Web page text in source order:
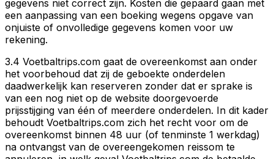
gegevens niet correct zijn. Kosten die gepaard gaan met
een aanpassing van een boeking wegens opgave van
onjuiste of onvolledige gegevens komen voor uw
rekening.
3.4 Voetbaltrips.com gaat de overeenkomst aan onder
het voorbehoud dat zij de geboekte onderdelen
daadwerkelijk kan reserveren zonder dat er sprake is
van een nog niet op de website doorgevoerde
prijsstijging van één of meerdere onderdelen. In dit kader
behoudt Voetbaltrips.com zich het recht voor om de
overeenkomst binnen 48 uur (of tenminste 1 werkdag)
na ontvangst van de overeengekomen reissom te